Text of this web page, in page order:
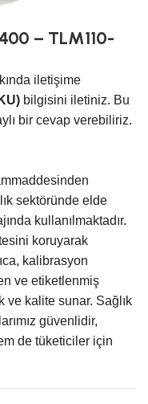
– TLM110-
iletişime
bilgisini iletiniz. Bu
bir cevap verebiliriz.
sektöründe elde
kullanılmaktadır.
koruyarak
kalibrasyon
ve etiketlenmiş
ve kalite sunar. Sağlık
güvenlidir,
de tüketiciler için